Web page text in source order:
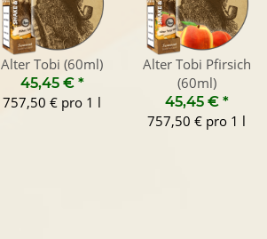
Alter Tobi (60ml)
45,45 € *
757,50 € pro 1 l
Alter Tobi Pfirsich
(60ml)
45,45 € *
757,50 € pro 1 l